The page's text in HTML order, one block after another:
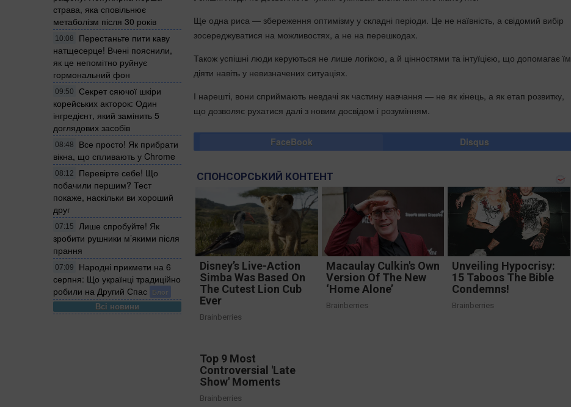
страва, яка сповільнює
метаболізм після 30 років
10:08
Перестаньте пити каву
натщесерце! Вчені пояснили,
як це непомітно руйнує
гормональний фон
09:50
Секрет сяючої шкіри
корейських акторок: Один
інгредієнт, який замінить 5
доглядових засобів
08:48
Все просто! Як прибрати
вікна, що спливають у Chrome
08:12
Перевірте себе! Що
побачили першим? Тест
покаже, наскільки ви хороший
друг
07:15
Лише спробуйте! Як
зробити рушники м’якими після
прання
07:09
Народні прикмети на 6
серпня: Що українці традиційно
робили на Другий Спас Блог
Всі новини
Ще одна риса — збереження оптимізму у складні періоди. Це не наївність, а свідомий вибір
зосереджуватися на можливостях, а не на перешкодах.
Також успішні люди керуються не лише логікою, а й цінностями та інтуїцією, що допомагає їм
діяти навіть у невизначених ситуаціях.
І нарешті, вони сприймають невдачі як частину навчання — не як кінець, а як етап розвитку,
що дозволяє рухатися далі з новим досвідом і розумінням.
FaceBook Disqus
СПОНСОРСЬКИЙ КОНТЕНТ
Disney’s Live-Action
Simba Was Based On
The Cutest Lion Cub
Ever
Brainberries
Macaulay Culkin's Own
Version Of The New
‘Home Alone’
Brainberries
Unveiling Hypocrisy:
15 Taboos The Bible
Condemns!
Brainberries
Top 9 Most
Controversial 'Late
Show' Moments
Brainberries